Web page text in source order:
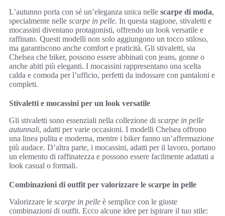
L’autunno porta con sé un’eleganza unica nelle scarpe di moda,
specialmente nelle scarpe in pelle. In questa stagione, stivaletti e
mocassini diventano protagonisti, offrendo un look versatile e
raffinato. Questi modelli non solo aggiungono un tocco stiloso,
ma garantiscono anche comfort e praticità. Gli stivaletti, sia
Chelsea che biker, possono essere abbinati con jeans, gonne o
anche abiti più eleganti. I mocassini rappresentano una scelta
calda e comoda per l’ufficio, perfetti da indossare con pantaloni e
completi.
Stivaletti e mocassini per un look versatile
Gli stivaletti sono essenziali nella collezione di scarpe in pelle
autunnali, adatti per varie occasioni. I modelli Chelsea offrono
una linea pulita e moderna, mentre i biker fanno un’affermazione
più audace. D’altra parte, i mocassini, adatti per il lavoro, portano
un elemento di raffinatezza e possono essere facilmente adattati a
look casual o formali.
Combinazioni di outfit per valorizzare le scarpe in pelle
Valorizzare le scarpe in pelle è semplice con le giuste
combinazioni di outfit. Ecco alcune idee per ispirare il tuo stile: